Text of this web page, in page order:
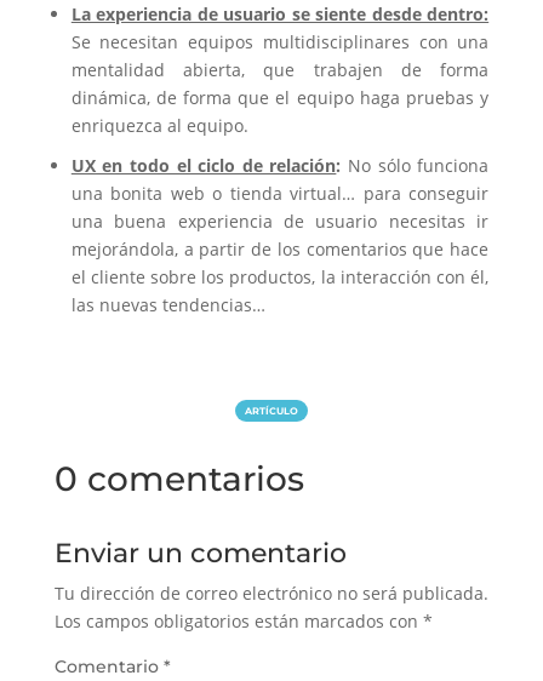
La experiencia de usuario se siente desde dentro:
Se necesitan equipos multidisciplinares con una
mentalidad abierta, que trabajen de forma
dinámica, de forma que el equipo haga pruebas y
enriquezca al equipo.
UX en todo el ciclo de relación: No sólo funciona
una bonita web o tienda virtual… para conseguir
una buena experiencia de usuario necesitas ir
mejorándola, a partir de los comentarios que hace
el cliente sobre los productos, la interacción con él,
las nuevas tendencias…
ARTÍCULO
0 comentarios
Enviar un comentario
Tu dirección de correo electrónico no será publicada.
Los campos obligatorios están marcados con *
Comentario *